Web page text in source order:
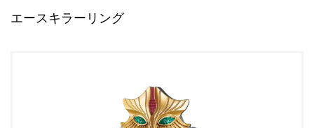
エースキラーリング